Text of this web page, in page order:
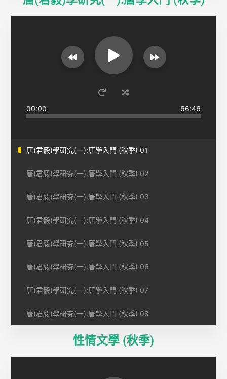
00:00 66:46
唐(君毅)學研究(一):唐學入門 (秋季) 01
唐(君毅)學研究(一):唐學入門 (秋季) 02
唐(君毅)學研究(一):唐學入門 (秋季) 03
唐(君毅)學研究(一):唐學入門 (秋季) 04
唐(君毅)學研究(一):唐學入門 (秋季) 05
唐(君毅)學研究(一):唐學入門 (秋季) 06
唐(君毅)學研究(一):唐學入門 (秋季) 07
唐(君毅)學研究(一):唐學入門 (秋季) 08
性情文學 (秋季)